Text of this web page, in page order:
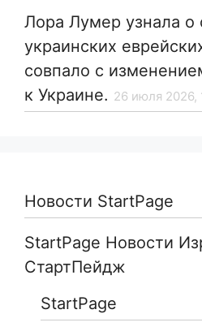
Лора Лумер узнала о
украинских
совпало с
к Украине. 26 июля 2026,
Новости StartPage
StartPage Новости
СтартПейдж
StartPage